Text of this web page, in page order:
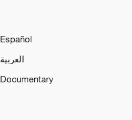
Español
العربية
Documentary